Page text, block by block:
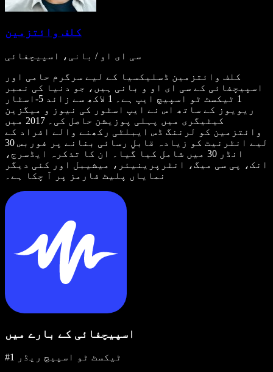
کلف وائتزمین
سی ای او / بانی، اسپیچفائی
کلف وائتزمین ڈسلیکسیا کے لیے سرگرم حامی اور
اسپیچفائی کے سی ای او و بانی ہیں، جو دنیا کی نمبر
1 ٹیکسٹ ٹو اسپیچ ایپ ہے۔ 1 لاکھ سے زائد 5-اسٹار
ریویوز کے ساتھ اس نے ایپ اسٹور کی نیوز و میگزین
کیٹیگری میں پہلی پوزیشن حاصل کی۔ 2017 میں
وائتزمین کو لرننگ ڈس ایبلٹی رکھنے والے افراد کے
لیے انٹرنیٹ کو زیادہ قابلِ رسائی بنانے پر فوربس 30
انڈر 30 میں شامل کیا گیا۔ ان کا تذکرہ ایڈسرج،
انک، پی سی میگ، انٹرپرینیئر، میشیبل اور کئی دیگر
نمایاں پلیٹ فارمز پر آ چکا ہے۔
اسپیچفائی کے بارے میں
#1 ٹیکسٹ ٹو اسپیچ ریڈر